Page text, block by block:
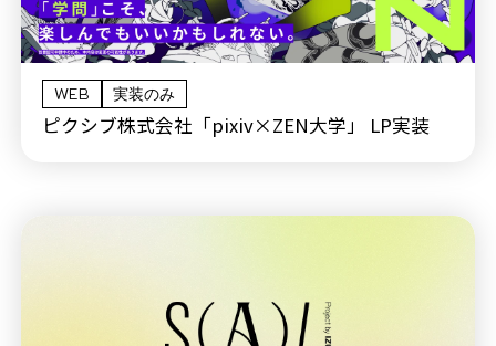
WEB 実装のみ
ピクシブ株式会社「pixiv×ZEN大学」 LP実装